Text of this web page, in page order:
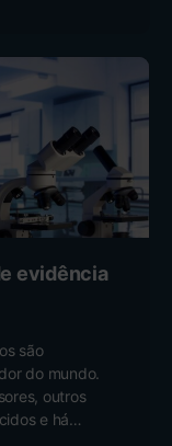
evidência
são
do mundo.
outros
e há…